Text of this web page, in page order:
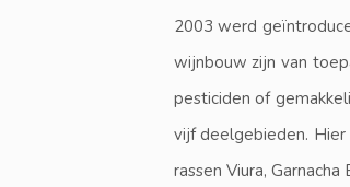
2003 werd
wijnbouw zijn van
pesticiden of
vijf deelgebieden.
rassen Viura,